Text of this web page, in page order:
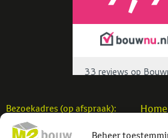
Beheer
Bezoekadres (op afspraak):
M2 Bouw b.v.
Home